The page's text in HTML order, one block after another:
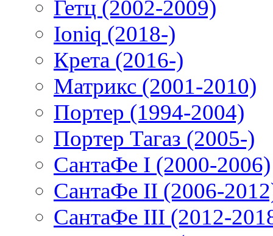
Гетц (2002-2009)
Ioniq (2018-)
Крета (2016-)
Матрикс (2001-2010)
Портер (1994-2004)
Портер Тагаз (2005-)
СантаФе I (2000-2006)
СантаФе II (2006-
СантаФе III (2012-